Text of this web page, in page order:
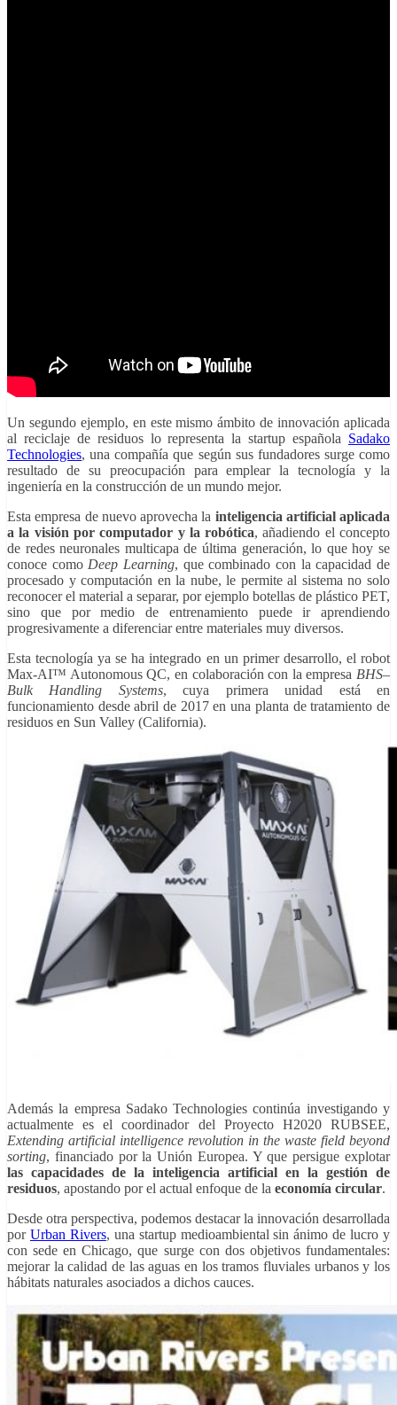
Un segundo ejemplo, en este mismo ámbito de innovación aplicada
al reciclaje de residuos lo representa la startup española Sadako
Technologies, una compañía que según sus fundadores surge como
resultado de su preocupación para emplear la tecnología y la
ingeniería en la construcción de un mundo mejor.
Esta empresa de nuevo aprovecha la inteligencia artificial aplicada
a la visión por computador y la robótica, añadiendo el concepto
de redes neuronales multicapa de última generación, lo que hoy se
conoce como Deep Learning, que combinado con la capacidad de
procesado y computación en la nube, le permite al sistema no solo
reconocer el material a separar, por ejemplo botellas de plástico PET,
sino que por medio de entrenamiento puede ir aprendiendo
progresivamente a diferenciar entre materiales muy diversos.
Esta tecnología ya se ha integrado en un primer desarrollo, el robot
Max-AI™ Autonomous QC, en colaboración con la empresa BHS–
Bulk Handling Systems, cuya primera unidad está en
funcionamiento desde abril de 2017 en una planta de tratamiento de
residuos en Sun Valley (California).
Además la empresa Sadako Technologies continúa investigando y
actualmente es el coordinador del Proyecto H2020 RUBSEE,
Extending artificial intelligence revolution in the waste field beyond
sorting, financiado por la Unión Europea. Y que persigue explotar
las capacidades de la inteligencia artificial en la gestión de
residuos, apostando por el actual enfoque de la economía circular.
Desde otra perspectiva, podemos destacar la innovación desarrollada
por Urban Rivers, una startup medioambiental sin ánimo de lucro y
con sede en Chicago, que surge con dos objetivos fundamentales:
mejorar la calidad de las aguas en los tramos fluviales urbanos y los
hábitats naturales asociados a dichos cauces.